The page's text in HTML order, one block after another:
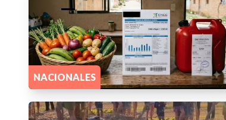
NACIONALES